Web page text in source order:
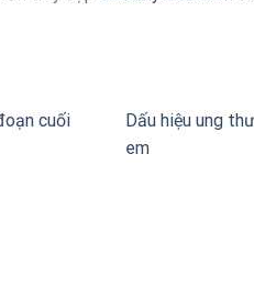
cuối
Dấu hiệu ung
em